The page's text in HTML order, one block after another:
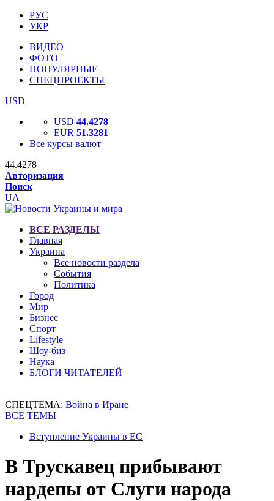
РУС
УКР
ВИДЕО
ФОТО
ПОПУЛЯРНЫЕ
СПЕЦПРОЕКТЫ
USD
USD 44.4278
EUR 51.3281
Все курсы валют
44.4278
Авторизация
Поиск
UA
ВСЕ РАЗДЕЛЫ
Главная
Украина
Все новости раздела
События
Политика
Город
Мир
Бизнес
Спорт
Lifestyle
Шоу-биз
Наука
БЛОГИ ЧИТАТЕЛЕЙ
СПЕЦТЕМА: Война в Иране
ВСЕ ТЕМЫ
Вступление Украины в ЕС
В Трускавец прибывают
нардепы от Слуги народа